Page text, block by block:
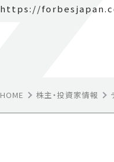
https://
HOME 株主・投資家情報